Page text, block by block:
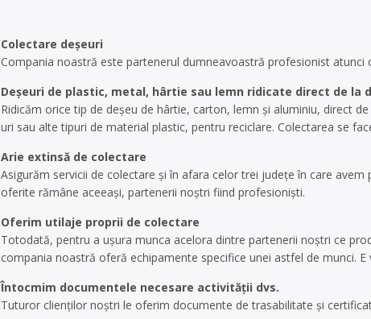
Colectare deșeuri
Compania noastră este partenerul dumneavoastră profesionist atunci
Deșeuri de plastic, metal, hârtie sau lemn ridicate direct de la
Ridicăm orice tip de deșeu de hârtie, carton, lemn și aluminiu, direct
uri sau alte tipuri de material plastic, pentru reciclare. Colectarea se
Arie extinsă de colectare
Asigurăm servicii de colectare și în afara celor trei județe în care
oferite rămâne aceeași, partenerii noștri fiind profesioniști.
Oferim utilaje proprii de colectare
Totodată, pentru a ușura munca acelora dintre partenerii noștri ce
compania noastră oferă echipamente specifice unei astfel de munci.
Întocmim documentele necesare activității dvs.
Tuturor clienților noștri le oferim documente de trasabilitate și